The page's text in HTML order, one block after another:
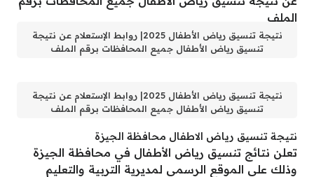
نتيجة تنسيق رياض الأطفال 2025| روابط الإستعلام عن نتيجة
تنسيق رياض الأطفال جميع المحافظات برقم الملف
نتيجة تنسيق رياض الأطفال 2025| روابط الإستعلام عن نتيجة
تنسيق رياض الأطفال جميع المحافظات برقم الملف
نتيجة تنسيق رياض الاطفال محافظة الجيزة
تعلن نتائج تنسيق رياض الأطفال في محافظة الجيزة
وذلك على الموقع الرسمي لمديرية التربية والتعليم